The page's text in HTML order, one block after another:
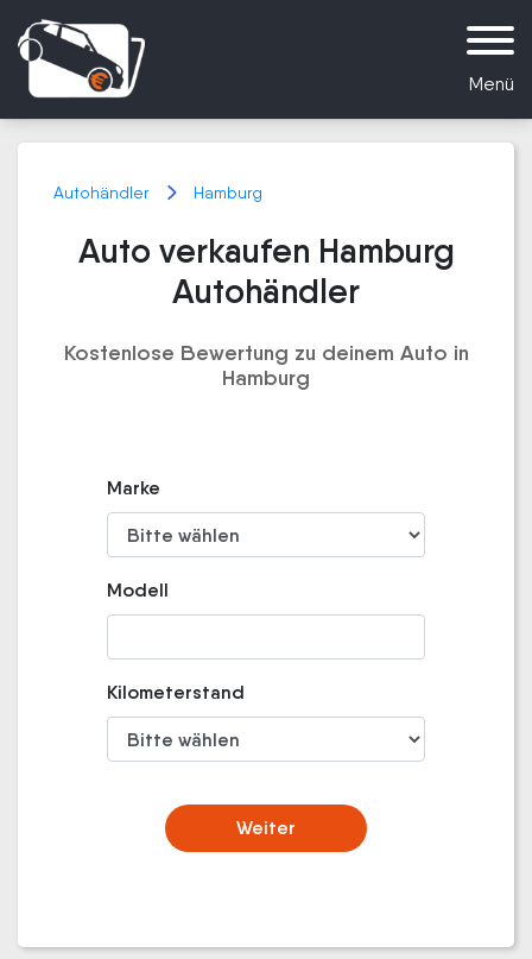
Menü
Autohändler Hamburg
Auto verkaufen Hamburg
Autohändler
Kostenlose Bewertung zu deinem Auto in
Hamburg
Marke
Modell
Kilometerstand
Weiter